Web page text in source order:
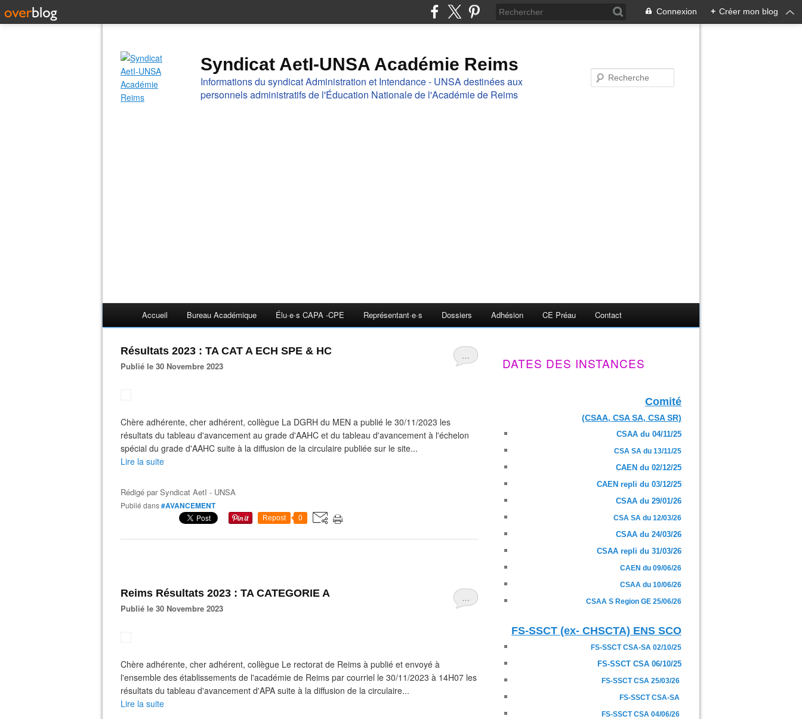
Connexion + Créer mon blog
Syndicat AetI-UNSA Académie Reims
Informations du syndicat Administration et Intendance - UNSA destinées aux
personnels administratifs de l'Éducation Nationale de l'Académie de Reims
Accueil Bureau Académique Élu·e·s CAPA -CPE Représentant·e·s Dossiers Adhésion CE Préau Contact
…
Résultats 2023 : TA CAT A ECH SPE & HC
Publié le 30 Novembre 2023
Chère adhérente, cher adhérent, collègue La DGRH du MEN a publié le 30/11/2023 les
résultats du tableau d'avancement au grade d'AAHC et du tableau d'avancement à l'échelon
spécial du grade d'AAHC suite à la diffusion de la circulaire publiée sur le site...
Lire la suite
Rédigé parSyndicat AetI - UNSA
Publié dans#AVANCEMENT
Repost 0
…
Reims Résultats 2023 : TA CATEGORIE A
Publié le 30 Novembre 2023
Chère adhérente, cher adhérent, collègue Le rectorat de Reims à publié et envoyé à
l'ensemble des établissements de l'académie de Reims par courriel le 30/11/2023 à 14H07 les
résultats du tableau d'avancement d'APA suite à la diffusion de la circulaire...
Lire la suite
DATES DES INSTANCES
Comité
(CSAA, CSA SA, CSA SR)
CSAA du 04/11/25
CSA SA du 13/11/25
CAEN du 02/12/25
CAEN repli du 03/12/25
CSAA du 29/01/26
CSA SA du 12/03/26
CSAA du 24/03/26
CSAA repli du 31/03/26
CAEN du 09/06/26
CSAA du 10/06/26
CSAA S Region GE 25/06/26
FS-SSCT (ex- CHSCTA) ENS SCO
FS-SSCT CSA-SA 02/10/25
FS-SSCT CSA 06/10/25
FS-SSCT CSA 25/03/26
FS-SSCT CSA-SA
FS-SSCT CSA 04/06/26